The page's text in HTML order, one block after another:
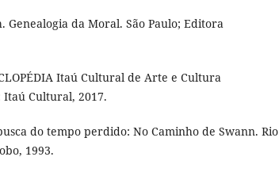
Genealogia da Moral. São Paulo; Editora
Itaú Cultural de Arte e Cultura
Itaú Cultural, 2017.
do tempo perdido: No Caminho de Swann. Rio
1993.